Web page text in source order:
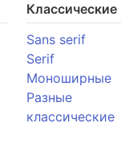
Классические
Sans serif
Serif
Моноширные
Разные
классические